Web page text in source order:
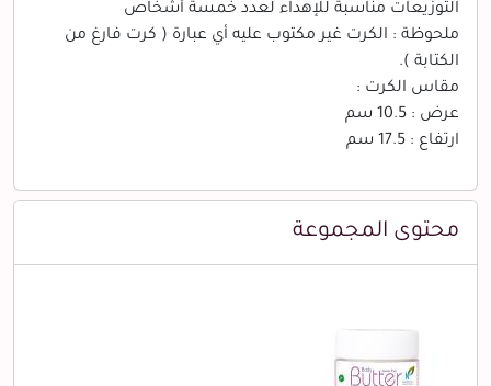
التوزيعات مناسبة للإهداء لعدد خمسة أشخاص
ملحوظة : الكرت غير مكتوب عليه أي عبارة ( كرت فارغ من
الكتابة ).
مقاس الكرت :
عرض : 10.5 سم
ارتفاع : 17.5 سم
محتوى المجموعة